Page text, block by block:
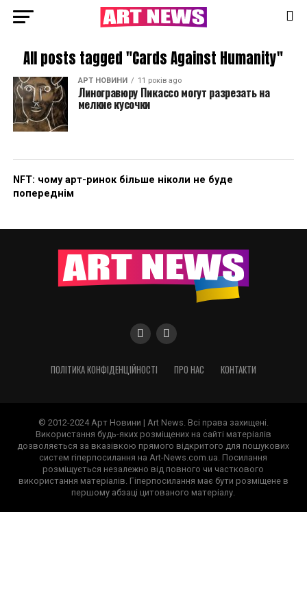
All posts tagged "Cards Against Humanity"
АРТ НОВИНИ 11 років ago
Линогравюру Пикассо могут разрезать на
мелкие кусочки
NFT: чому арт-ринок більше ніколи не буде
попереднім
ПОЛІТИКА КОНФІДЕНЦІЙНОСТІ ПРО НАС КОНТАКТИ
© 2012-2024 Арт Новини | Art News. Всі права захищені.
Використання будь-яких розміщених на сайті матеріалів
дозволяється за вказівкою прямого відкритого для пошукових
систем гіперпосилання на Art-News.com.ua. Посилання
розміщується незалежно від повного чи часткового
використання матеріалів. Гіперпосилання має бути розміщене в
першому абзаці цитованого матеріалу.